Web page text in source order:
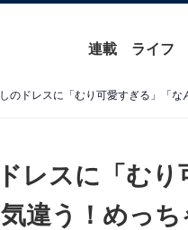
連載 ライフ
レスに「む
違う！めっ